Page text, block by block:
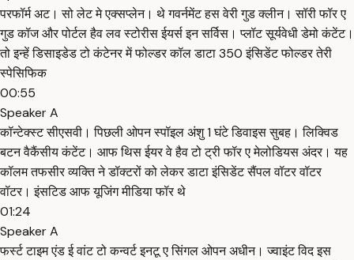
परफॉर्म अट। सो लेट मे एक्सप्लेन। थे गवर्नमेंट हस वेरी गुड क्लीन। सॉरी फॉर ए
गुड कॉज और पोर्टल हैव लव स्टोरीस ईयर्स इन सर्विस। प्लॉट सूर्यवेधी डेमो कंटेंट।
तो इन्हें डिसाइडेड टो कंटेनर में फोल्डर कॉल डाटा 350 इंसिडेंट फोल्डर तेरी
स्पेसिफिक
00:55
Speaker A
कॉन्टेक्स्ट सीएसवी। पिछली ओपन स्पॉइल अंशु 1 घंटे डिवाइस सुबह। लिक्विड
बटन वैकैंसीय कंटेंट। आफ थिस ईयर वे हैव टो ट्री फॉर ए मेलोडियस अंदर। यह
कॉलम तफसीर व्यक्ति ने डॉक्टरों को लेकर डाटा इंसिडेंट सैंपल वॉटर वॉटर
वॉटर। इंसटिड आफ यूजिंग मीडिया फॉर थे
01:24
Speaker A
फर्स्ट टाइम एंड ई वांट टो कन्वर्ट इनटू ए सिंगल ओपन अधीन। ज्वाइंट विद इस